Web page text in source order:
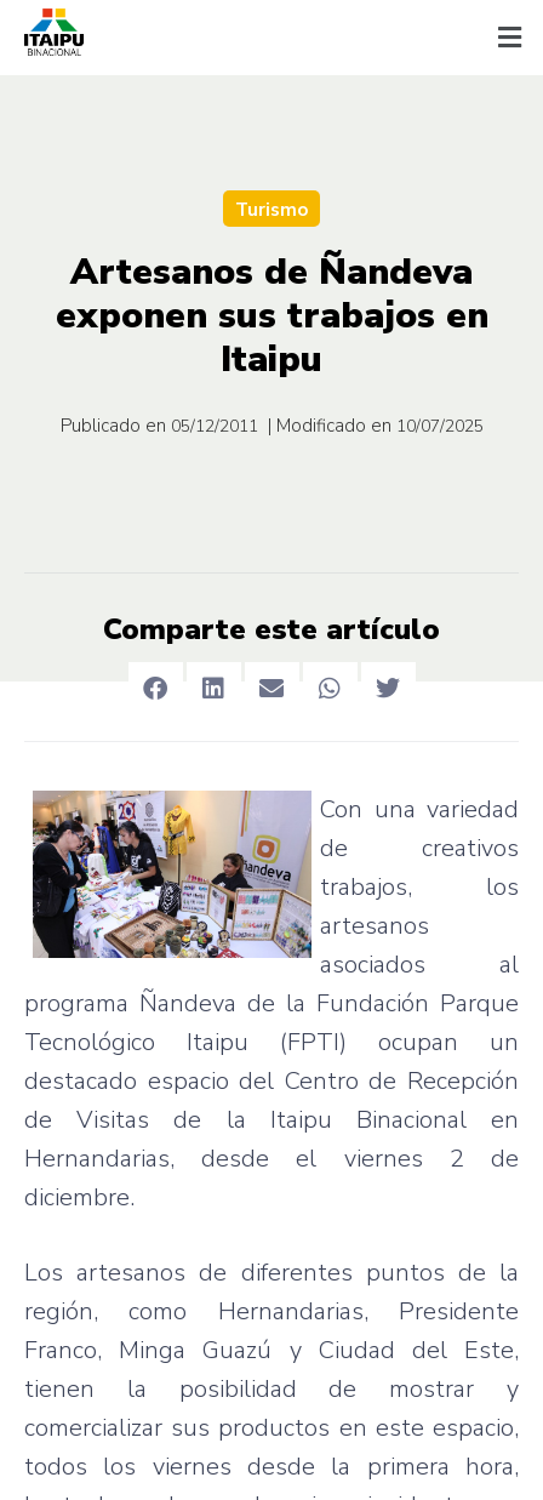
Turismo
Artesanos de Ñandeva
exponen sus trabajos en
Itaipu
Publicado en 05/12/2011 | Modificado en 10/07/2025
Comparte este artículo
Con una variedad
de creativos
trabajos, los
artesanos
asociados al
programa Ñandeva de la Fundación Parque
Tecnológico
Itaipu (FPTI) ocupan un
destacado espacio del Centro de Recepción
deVisitas de la Itaipu Binacionalen
Hernandarias,desde el viernes 2 de
diciembre.
Losartesanos de diferentes puntos de la
región,como Hernandarias, Presidente
Franco, Minga Guazú y Ciudad del Este,
tienen la posibilidad de mostrar y
comercializar sus productos en este espacio,
todos los viernes desde la primera hora,